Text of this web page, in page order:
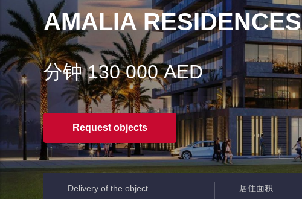
AMALIA RESIDENCES
分钟 130 000 AED
Request objects
Delivery of the object 居住面积